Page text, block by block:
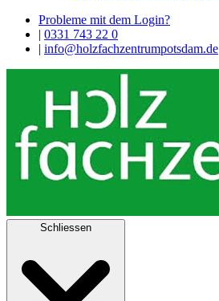
Probleme mit dem Login?
| 0331 743 22 0
| info@holzfachzentrumpotsdam.de
Schliessen